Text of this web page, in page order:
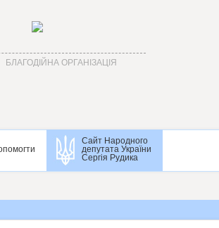
БЛАГОДІЙНА ОРГАНІЗАЦІЯ
Сайт Народного
депутата України
Сергія Рудика